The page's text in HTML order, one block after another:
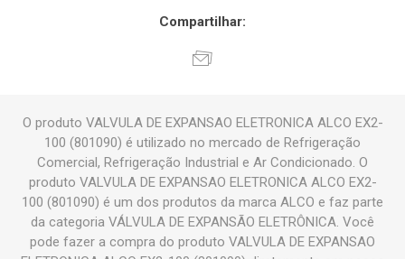
Compartilhar:
O produto VALVULA DE EXPANSAO ELETRONICA ALCO EX2-
100 (801090) é utilizado no mercado de Refrigeração
Comercial, Refrigeração Industrial e Ar Condicionado. O
produto VALVULA DE EXPANSAO ELETRONICA ALCO EX2-
100 (801090) é um dos produtos da marca ALCO e faz parte
da categoria VÁLVULA DE EXPANSÃO ELETRÔNICA. Você
pode fazer a compra do produto VALVULA DE EXPANSAO